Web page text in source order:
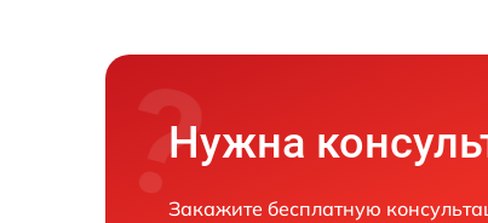
Нужна
Закажите бесплатную